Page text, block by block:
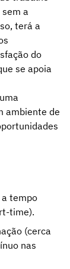
a
terá a
do
se apoia
ambiente de
tempo
time).
(cerca
nas